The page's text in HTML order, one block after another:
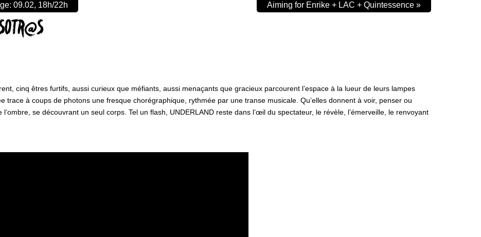
09.02, 18h/22h Aiming for Enrike + LAC + Quintessence »
cinq êtres furtifs, aussi curieux que méfiants, aussi menaçants que gracieux parcourent l’espace à la lueur de leurs lampes
trace à coups de photons une fresque chorégraphique, rythmée par une transe musicale. Qu’elles donnent à voir, penser ou
se découvrant un seul corps. Tel un flash, UNDERLAND reste dans l’œil du spectateur, le révèle, l’émerveille, le renvoyant